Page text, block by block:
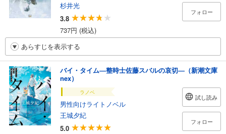
杉井光
3.8
737円 (税込)
フォロー
あらすじを表示する
バイ・タイム―整時士佐藤スバルの哀切―（新潮文庫
nex）
ラノベ
男性向けライトノベル
王城夕紀
5.0
試し読み
フォロー